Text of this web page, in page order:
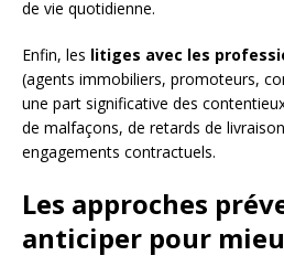
de vie quotidienne.
Enfin, les litiges avec les
(agents immobiliers, promoteurs,
une part significative des
de malfaçons, de retards de
engagements contractuels.
Les approches
anticiper pour